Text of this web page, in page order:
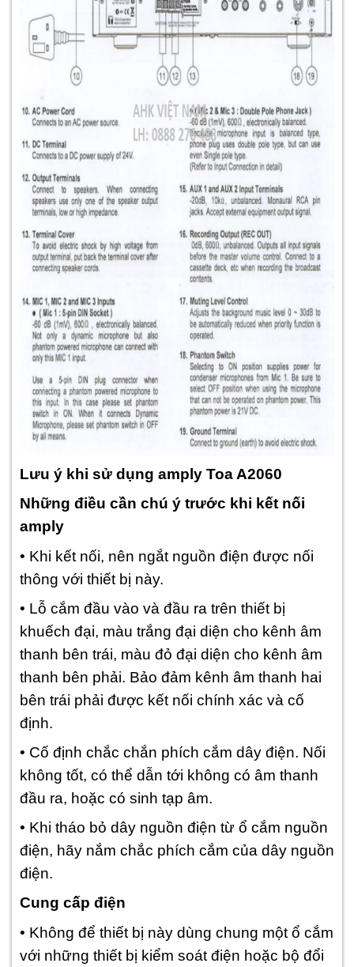
Lưu ý khi sử dụng amply Toa A2060
Những điều cần chú ý trước khi kết nối
amply
• Khi kết nối, nên ngắt nguồn điện được nối
thông với thiết bị này.
• Lỗ cắm đầu vào và đầu ra trên thiết bị
khuếch đại, màu trắng đại diện cho kênh âm
thanh bên trái, màu đỏ đại diện cho kênh âm
thanh bên phải. Bảo đảm kênh âm thanh hai
bên trái phải được kết nối chính xác và cố
định.
• Cố định chắc chắn phích cắm dây điện. Nối
không tốt, có thể dẫn tới không có âm thanh
đầu ra, hoặc có sinh tạp âm.
• Khi tháo bỏ dây nguồn điện từ ổ cắm nguồn
điện, hãy nắm chắc phích cắm của dây nguồn
điện.
Cung cấp điện
• Không để thiết bị này dùng chung một ổ cắm
với những thiết bị kiểm soát điện hoặc bộ đổi